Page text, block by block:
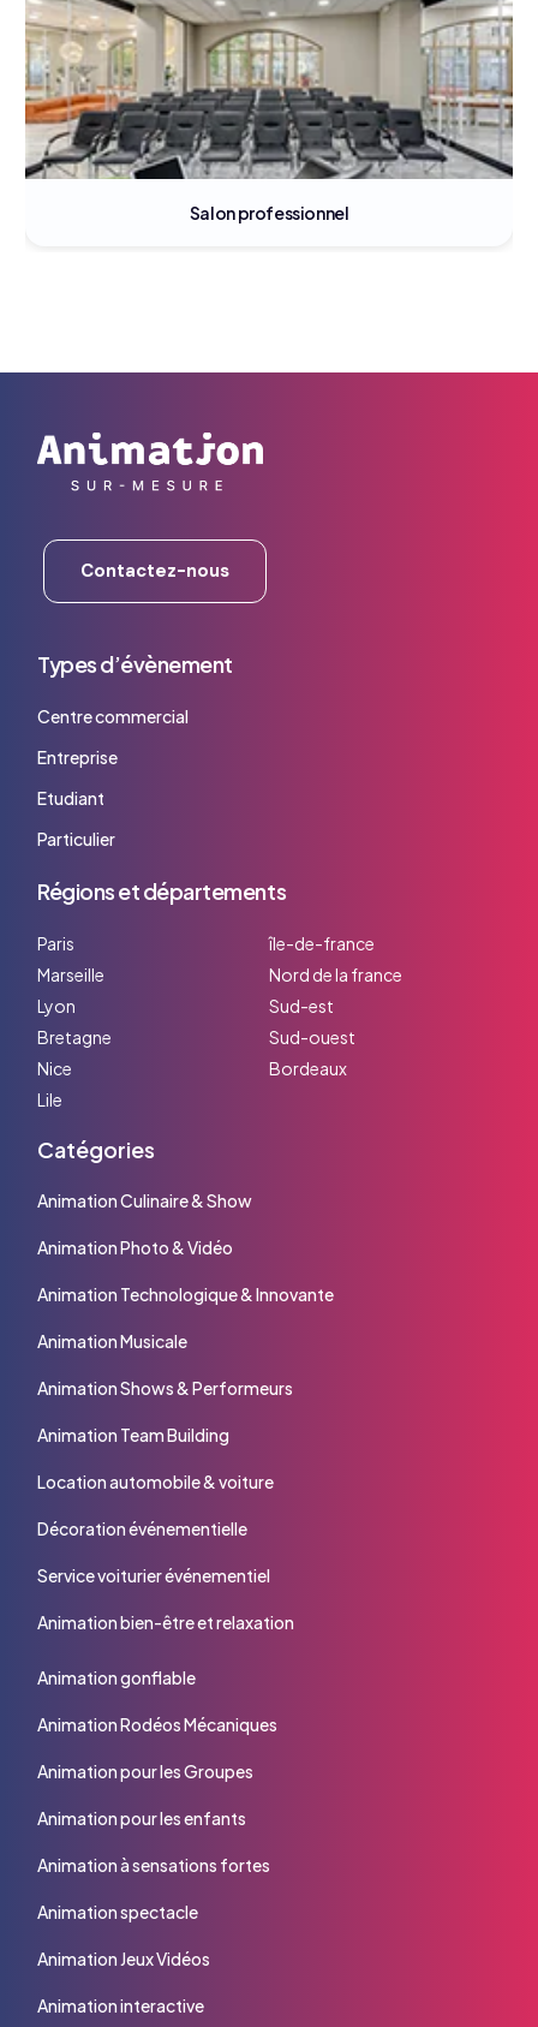
Salon professionnel
Contactez-nous
Types d’évènement
Centre commercial
Entreprise
Etudiant
Particulier
Régions et départements
Paris
Marseille
Lyon
Bretagne
Nice
Lile
île-de-france
Nord de la france
Sud-est
Sud-ouest
Bordeaux
Catégories
Animation Culinaire & Show
Animation Photo & Vidéo
Animation Technologique & Innovante
Animation Musicale
Animation Shows & Performeurs
Animation Team Building
Location automobile & voiture
Décoration événementielle
Service voiturier événementiel
Animation bien-être et relaxation
Animation gonflable
Animation Rodéos Mécaniques
Animation pour les Groupes
Animation pour les enfants
Animation à sensations fortes
Animation spectacle
Animation Jeux Vidéos
Animation interactive